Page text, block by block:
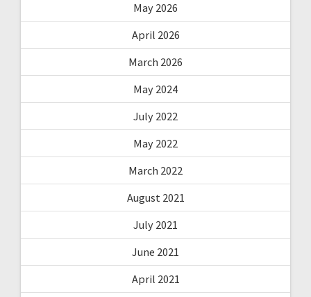
May 2026
April 2026
March 2026
May 2024
July 2022
May 2022
March 2022
August 2021
July 2021
June 2021
April 2021